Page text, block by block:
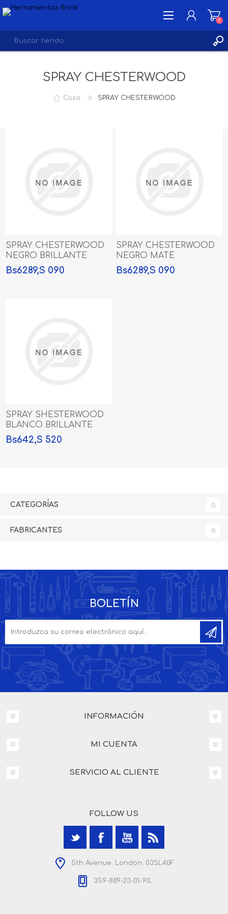
INICIA SESIÓN
LISTA DE DESEOS
0
SPRAY CHESTERWOOD
Casa SPRAY CHESTERWOOD
SPRAY CHESTERWOOD
NEGRO BRILLANTE
Bs6289,S 090
SPRAY CHESTERWOOD
NEGRO MATE
Bs6289,S 090
SPRAY SHESTERWOOD
BLANCO BRILLANTE
Bs642,S 520
CATEGORÍAS
FABRICANTES
BOLETÍN
INFORMACIÓN
MI CUENTA
SERVICIO AL CLIENTE
FOLLOW US
5th Avenue. London. 03SL40F
359-889-23-01-90;